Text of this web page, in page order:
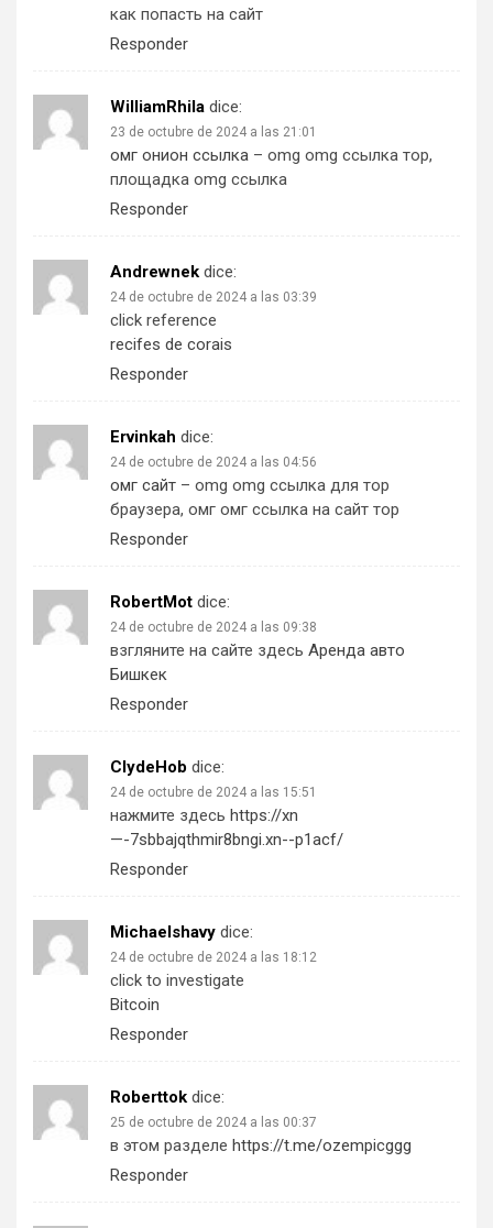
как попасть на сайт
Responder
WilliamRhila dice:
23 de octubre de 2024 a las 21:01
омг онион ссылка – omg omg ссылка тор,
площадка omg ссылка
Responder
Andrewnek dice:
24 de octubre de 2024 a las 03:39
click reference
recifes de corais
Responder
Ervinkah dice:
24 de octubre de 2024 a las 04:56
омг сайт – omg omg ссылка для тор
браузера, омг омг ссылка на сайт тор
Responder
RobertMot dice:
24 de octubre de 2024 a las 09:38
взгляните на сайте здесь Аренда авто
Бишкек
Responder
ClydeHob dice:
24 de octubre de 2024 a las 15:51
нажмите здесь https://xn
—-7sbbajqthmir8bngi.xn--p1acf/
Responder
Michaelshavy dice:
24 de octubre de 2024 a las 18:12
click to investigate
Bitcoin
Responder
Roberttok dice:
25 de octubre de 2024 a las 00:37
в этом разделе https://t.me/ozempicggg
Responder